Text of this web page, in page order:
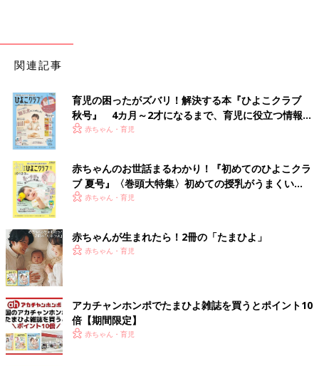
関連記事
育児の困ったがズバリ！解決する本『ひよこクラブ
秋号』 4カ月～2才になるまで、育児に役立つ情報が
いっぱい！
赤ちゃん・育児
赤ちゃんのお世話まるわかり！『初めてのひよこクラ
ブ 夏号』〈巻頭大特集〉初めての授乳がうまくい
く！ おっぱい・ミルクの基本と夏のトラブル 解決テ
赤ちゃん・育児
赤ちゃんが生まれたら！2冊の「たまひよ」
赤ちゃん・育児
アカチャンホンポでたまひよ雑誌を買うとポイント10
倍【期間限定】
赤ちゃん・育児